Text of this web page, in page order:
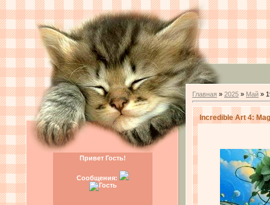
Привет Гость!
Сообщения:
Главная » 2025 » Май »
Incredible Art 4: